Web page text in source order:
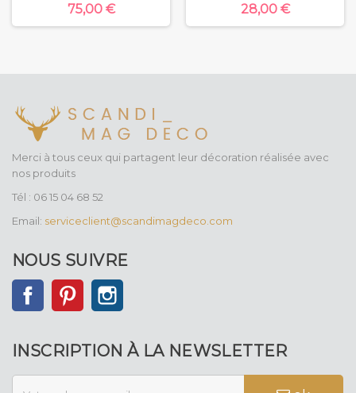
75,00 € 28,00 €
Merci à tous ceux qui partagent leur décoration réalisée avec
nos produits
Tél : 06 15 04 68 52
Email: serviceclient@scandimagdeco.com
NOUS SUIVRE
FacebookPinterest
INSCRIPTION À LA NEWSLETTER